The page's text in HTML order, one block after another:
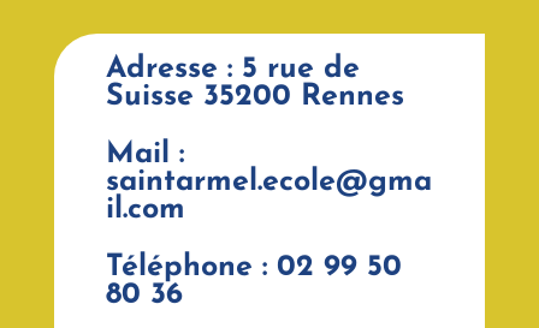
Adresse : 5 rue de
Suisse 35200 Rennes
Mail :
saintarmel.ecole@gma
il.com
Téléphone : 02 99 50
80 36